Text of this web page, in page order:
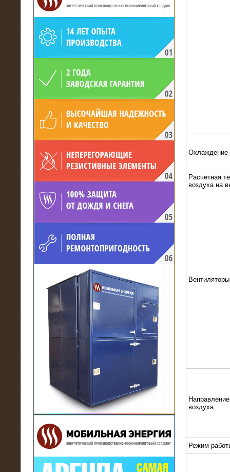
произведён высоковольтный
нагрузочный комплекс 24 МВт с
напряжением 6/10 кВ
15.04.2017
Нагрузочный комплекс 16 МВт с
21.03.2017
Комплектная трансформаторная
подстанция 6 МВА (морское
исполнение, IP56)
Охлаждение
Расчетная
воздуха на
Вентиляторы
воздуха
Режим